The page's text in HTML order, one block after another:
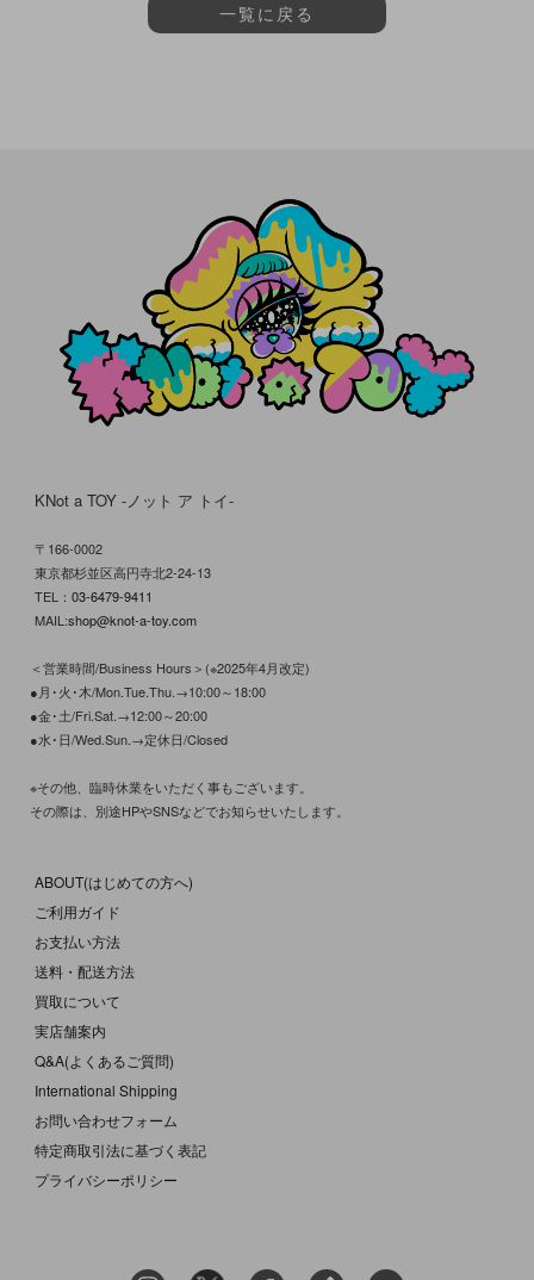
一覧に戻る
KNot a TOY -ノット ア トイ-
〒166-0002
東京都杉並区高円寺北2-24-13
TEL： 03-6479-9411
MAIL:shop@knot-a-toy.com
＜営業時間/Business Hours＞(※2025年4月改定)
●月･火･木/Mon.Tue.Thu.→10:00～18:00
●金･土/Fri.Sat.→12:00～20:00
●水･日/Wed.Sun.→定休日/Closed
※その他、臨時休業をいただく事もございます。
その際は、別途HPやSNSなどでお知らせいたします。
ABOUT(はじめての方へ)
ご利用ガイド
お支払い方法
送料・配送方法
買取について
実店舗案内
Q&A(よくあるご質問)
International Shipping
お問い合わせフォーム
特定商取引法に基づく表記
プライバシーポリシー